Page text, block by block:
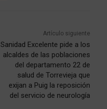
Artículo siguiente
Sanidad Excelente pide a los
alcaldes de las poblaciones
del departamento 22 de
salud de Torrevieja que
exijan a Puig la reposición
del servicio de neurología